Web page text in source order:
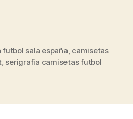
sala españa, camisetas
, serigrafia camisetas futbol